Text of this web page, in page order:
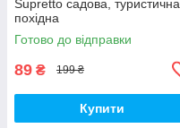
Supretto садова, туристична,
похідна
Готово до відправки
89 ₴ 199 ₴
Купити